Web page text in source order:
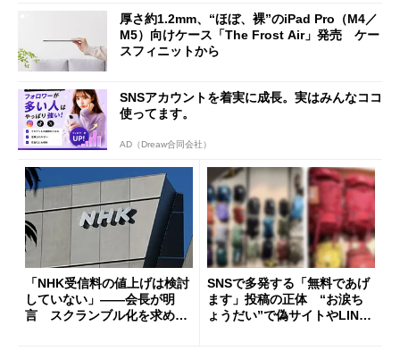
厚さ約1.2mm、“ほぼ、裸”のiPad Pro（M4／
M5）向けケース「The Frost Air」発売 ケー
スフィニットから
SNSアカウントを着実に成長。実はみんなココ
使ってます。
AD（Dreaw合同会社）
「NHK受信料の値上げは検討
していない」――会長が明
言 スクランブル化を求める
SNSで多発する「無料であげ
ます」投稿の正体 “お涙ち
ょうだい”で偽サイトやLINE